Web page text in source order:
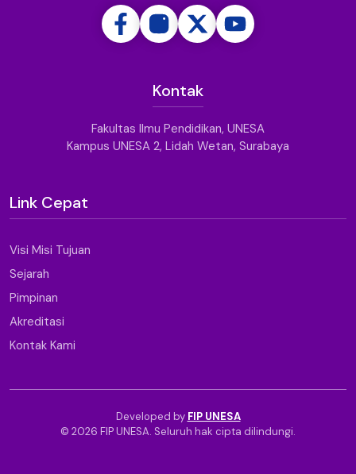
Kontak
Fakultas Ilmu Pendidikan, UNESA
Kampus UNESA 2, Lidah Wetan, Surabaya
Link Cepat
Visi Misi Tujuan
Sejarah
Pimpinan
Akreditasi
Kontak Kami
© 2026 FIP UNESA. Seluruh hak cipta dilindungi.
Developed by FIP UNESA